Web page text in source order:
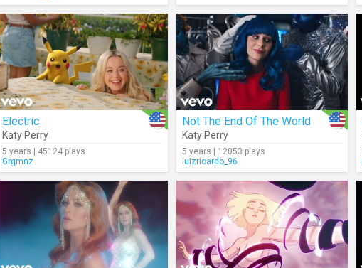
Electric
Katy Perry
5 years | 45124 plays
Grgmnz
Not The End Of The World
Katy Perry
5 years | 12053 plays
luizricardo_96